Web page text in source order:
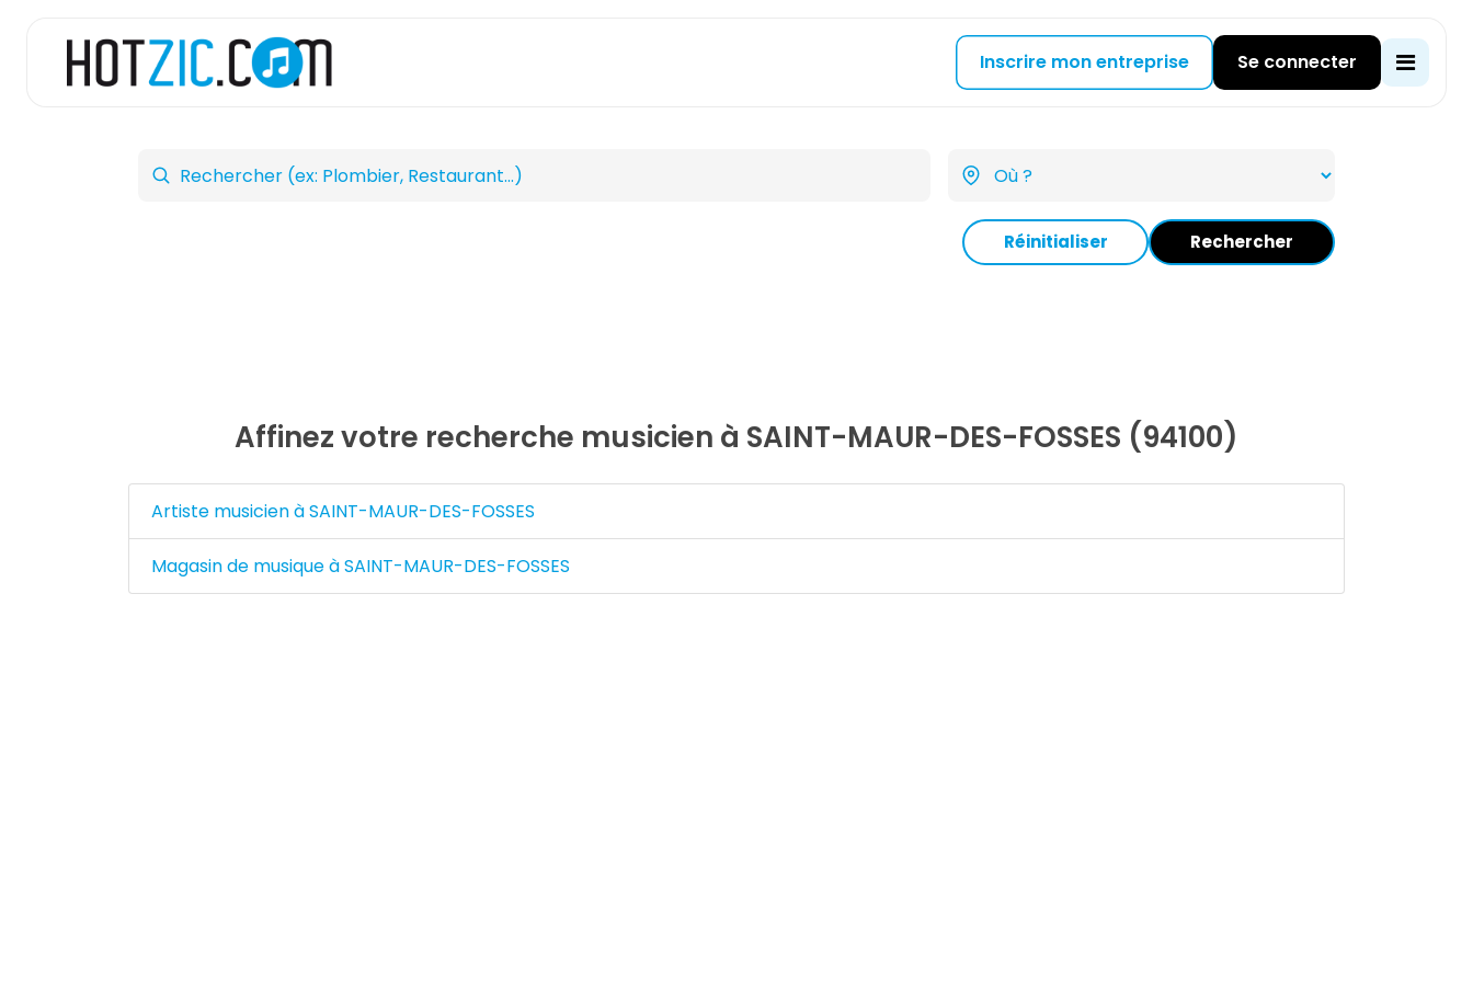
Inscrire mon entreprise Se connecter
Réinitialiser Rechercher
Affinez votre recherche musicien à SAINT-MAUR-DES-FOSSES (94100)
Artiste musicien à SAINT-MAUR-DES-FOSSES
Magasin de musique à SAINT-MAUR-DES-FOSSES